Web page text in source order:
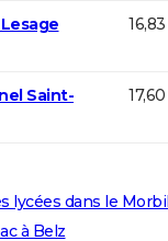
Saint-
lycées dans le
à Belz